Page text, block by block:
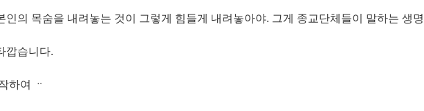
인의 목숨을 내려놓는 것이 그렇게 힘들게 내려놓아야. 그게 종교단체들이 말하는 생
깝습니다.
하여 ᆢ